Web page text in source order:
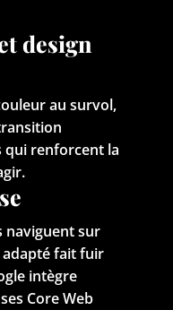
design
au survol,
qui renforcent la
naviguent sur
adapté fait fuir
intègre
Core Web